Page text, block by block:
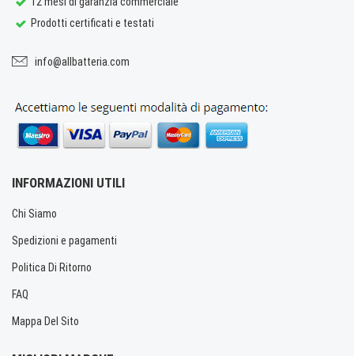
Prodotti certificati e testati
info@allbatteria.com
INFORMAZIONI UTILI
Chi Siamo
Spedizioni e pagamenti
Politica Di Ritorno
FAQ
Mappa Del Sito